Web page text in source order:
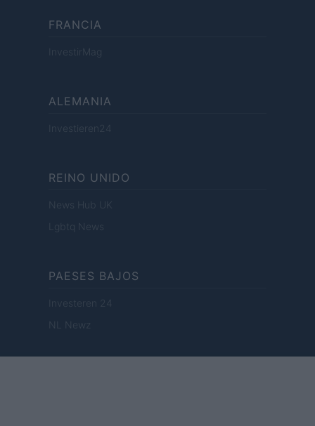
FRANCIA
InvestirMag
ALEMANIA
Investieren24
REINO UNIDO
News Hub UK
Lgbtq News
PAESES BAJOS
Investeren 24
NL Newz